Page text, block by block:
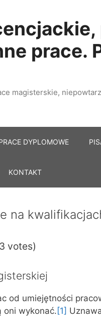
prace.
magisterskie,
DYPLOMOWE
KONTAKT
na
votes)
od umiejętności
oni wykonać.[1]